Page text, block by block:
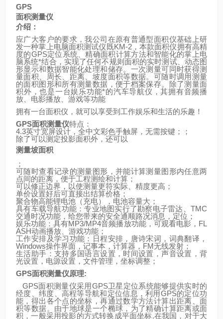
GPS
面积测量仪
介绍：
应广大客户的要求，我公司在原有普通型面积仪基础上研
发一种掌上电脑面积测试仪既KM-2，本款面积仪拥有高精
度的GPS定位系统、精确面积计算方法和智能化的掌上电
脑系统*结合，实现了任何不规则面积的实时测试、动态图
形显示和数据智能化处理和储存。一次测量可同时获得测
量面积、周长、距离、坡度面积等数据。可随时调用测量
的面积图形和所有测量数据，便于档案保存。除了测量面
积外，也是一台娱乐功能*的汽车导航仪，其拥有音频播
放、电影播放、游戏等功能
拥有一台面积仪，就可以享受到工作娱乐和生活的乐趣！
GPS面积测量仪特点：
4.3英寸宽屏设计，全中文彩色手触屏，无需按键；；
除了可以测定投影面积外，还可以
测量坡面积
；
可随时查看记录的测量图形，并能计算测量图形内任意两
点间的距离，便于工程测绘和计算；
可以修正边界，以使测量更符实际、精度更高；
单价设置好后可直接出结算价格；
聚合物高能锂电池（充电），电池容量大；
具有车载导航功能：专业地图实行了勘察电子雷达、 TMC
交通时况功能，给您带来的安全通顺路况消息，定位；
娱乐功能：具有MP3/MP4音频播放功能，可观看电影， FL
ASH动画播放、游戏功能；
工作安排及学习功能：日程安排，唐诗宋词，词典翻译，
Windows操作界面，记事本，计算器， FM无线发射；
生活助手：支持多国语言设置，时间设置，声音设置，背
光设置，电源设置，文件管理，坐标调整；
GPS面积测量仪原理:
GPS面积测量仪采用GPS卫星定位系统能够提供实时的
经度、纬度、高程等导航和定位信息，利用GPS的定位功
能，得出各个点的坐标，再通过数学方法计算出距离、面
积等数据。由于地球是一个椭球，为了精确计算距离或面
积，一般采用投影的方式转换成平面坐标.在我国，对于大